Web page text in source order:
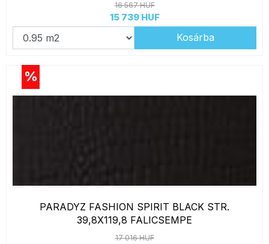
16 567 HUF
15 739 HUF
Kosárba
%
PARADYZ FASHION SPIRIT BLACK STR.
39,8X119,8 FALICSEMPE
17 016 HUF